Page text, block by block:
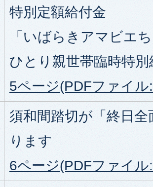
特別定額給付金
「いばらきアマビエ
ひとり親世帯臨時特別
5ページ(PDFファイ
須和間踏切が「終日
ります
6ページ(PDFファイル